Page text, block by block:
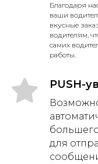
Благодаря
ваши
вкусные
водителям,
самих
работы.
PUSH-
для